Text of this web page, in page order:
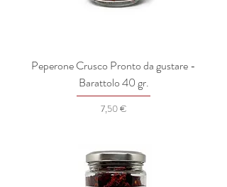
Peperone Crusco Pronto da gustare -
Barattolo 40 gr.
Prezzo
7,50 €